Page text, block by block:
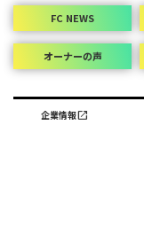
FC NEWS
オーナーの声
企業情報open_in_new